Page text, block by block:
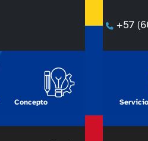
+57
Concepto